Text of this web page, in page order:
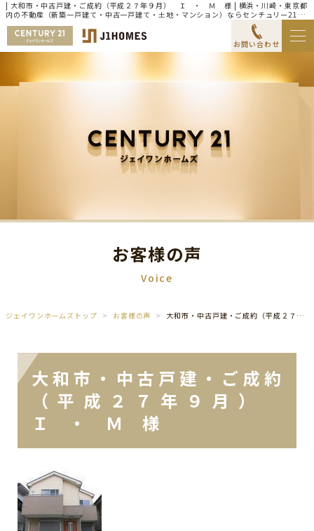
| 大和市・中古戸建・ご成約（平成２７年９月） Ｉ ・ Ｍ 様 | 横浜・川崎・東京都
内の不動産（新築一戸建て・中古一戸建て・土地・マンション）ならセンチュリー21ジ
ェイワンホームズ
お問い合わせ
お客様の声
Voice
ジェイワンホームズトップ お客様の声 大和市・中古戸建・ご成約（平成２７年９月） Ｉ ・ Ｍ 様
大和市・中古戸建・ご成約
（平成２７年９月）
Ｉ ・ Ｍ 様